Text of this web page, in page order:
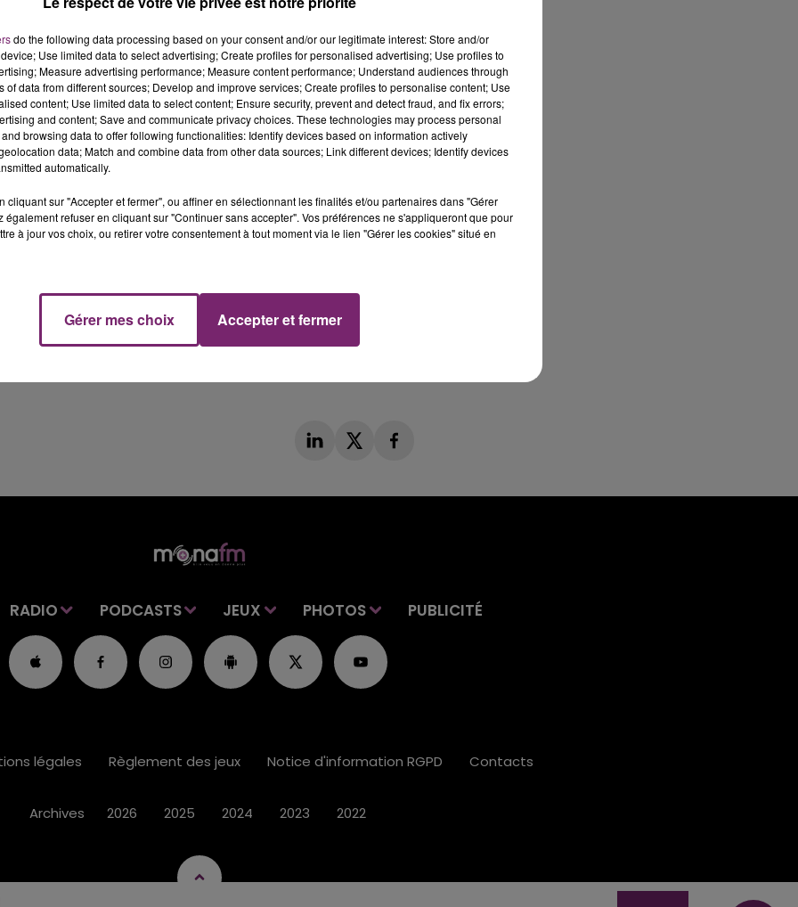
Strasbourg n'ont jamais parlé de variant "alsacien"
plus que la base de données internationales du CNR
du monde, en Europe mais aussi aux Etats-Unis.
RADIO PODCASTS JEUX PHOTOS PUBLICITÉ
légales Règlement des jeux Notice d'information RGPD Contacts
Archives 2026 2025 2024 2023 2022
do the following data processing based on your consent and/or our legitimate interest: Store and/or
Use limited data to select advertising; Create profiles for personalised advertising; Use profiles to
Measure advertising performance; Measure content performance; Understand audiences through
of data from different sources; Develop and improve services; Create profiles to personalise content; Use
content; Use limited data to select content; Ensure security, prevent and detect fraud, and fix errors;
and content; Save and communicate privacy choices. These technologies may process personal
browsing data to offer following functionalities: Identify devices based on information actively
data; Match and combine data from other data sources; Link different devices; Identify devices
automatically.
cliquant sur "Accepter et fermer", ou affiner en sélectionnant les finalités et/ou partenaires dans "Gérer
également refuser en cliquant sur "Continuer sans accepter". Vos préférences ne s'appliqueront que pour
à jour vos choix, ou retirer votre consentement à tout moment via le lien "Gérer les cookies" situé en
Gérer mes choix Accepter et fermer